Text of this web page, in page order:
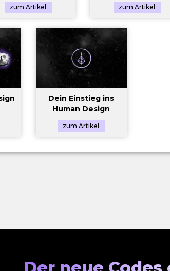
zum Artikel zum Artikel
Dein Einstieg ins
Human Design
zum Artikel